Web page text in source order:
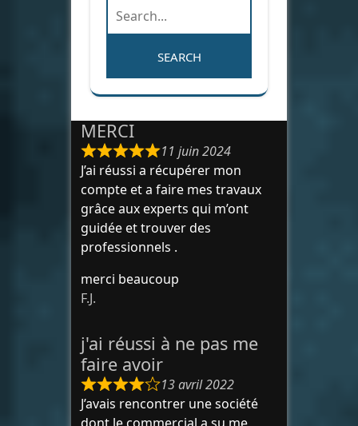
MERCI
11 juin 2024
J’ai réussi a récupérer mon
compte et a faire mes travaux
grâce aux experts qui m’ont
guidée et trouver des
professionnels .
merci beaucoup
F.J.
j'ai réussi à ne pas me
faire avoir
13 avril 2022
J’avais rencontrer une société